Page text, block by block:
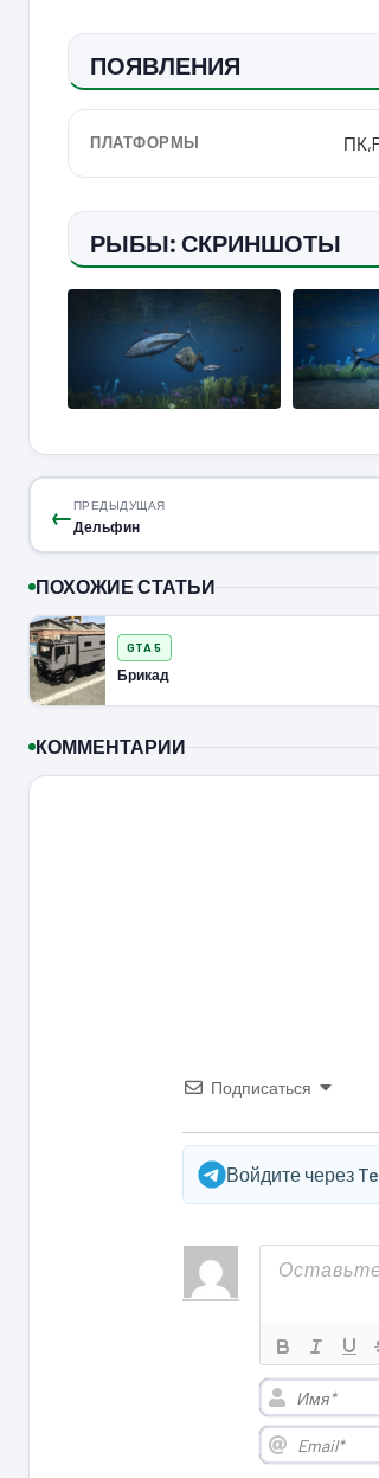
ПОЯВЛЕНИЯ
ПЛАТФОРМЫ ПК,
РЫБЫ: СКРИНШОТЫ
←ПРЕДЫДУЩАЯ
Дельфин
ПОХОЖИЕ СТАТЬИ
GTA 5
Брикад
КОММЕНТАРИИ
Подписаться
Войдите через